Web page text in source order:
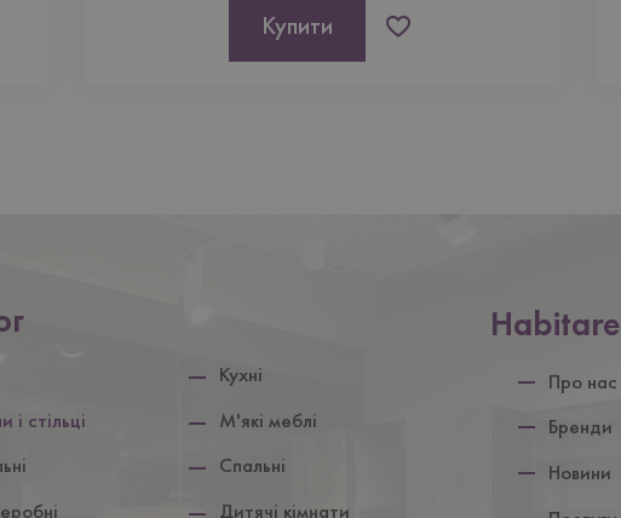
Купити
Кухнi
i стiльцi
М'якi меблi
Спальні
Дитячi кiмнати
Нижній
Habitare
Про нас
Бренди
Новини